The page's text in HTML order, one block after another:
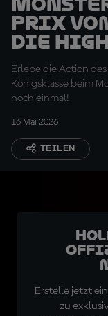
Prix
Die
Tissot
Erlebe die Action
Königsklasse beim
noch einmal!
16 Mai 2026
TEILEN
Erstelle jetzt
zu